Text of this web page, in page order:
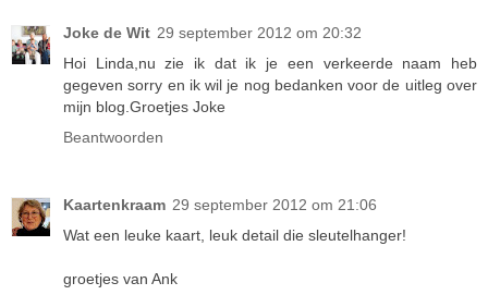
Joke de Wit 29 september 2012 om 20:32
Hoi Linda,nu zie ik dat ik je een verkeerde naam heb
gegeven sorry en ik wil je nog bedanken voor de uitleg over
mijn blog.Groetjes Joke
Beantwoorden
Kaartenkraam 29 september 2012 om 21:06
Wat een leuke kaart, leuk detail die sleutelhanger!
groetjes van Ank